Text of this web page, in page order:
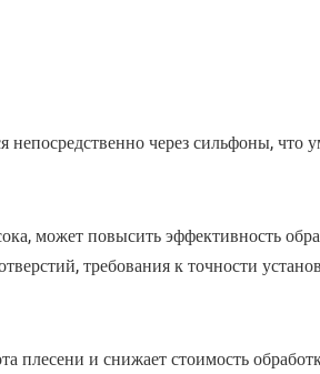
через сильфоны, что
может повысить эффективность
требования к точности
плесени и снижает стоимость